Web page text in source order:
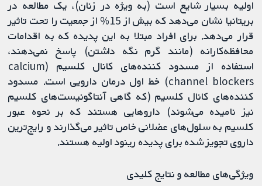
اولیه بسیار شایع است (به ویژه در زنان)، یک مطالعه در
بریتانیا نشان می‌دهد که بیش از 15% از جمعیت را تحت تاثیر
قرار می‌دهد. برای افراد مبتلا به این پدیده که به اقدامات
محافظه‌کارانه (مانند گرم نگه داشتن) پاسخ نمی‌دهند،
استفاده از مسدود کننده‌های کانال کلسیم (calcium
channel blockers) خط اول درمان دارویی است. مسدود
کننده‌های کانال کلسیم (که گاهی آنتاگونیست‌های کلسیم
نیز نامیده می‌شوند) داروهایی هستند که بر نحوه عبور
کلسیم به سلول‌های عضلانی خاص تاثیر می‌گذارند و رایج‌ترین
داروی تجویز شده برای پدیده رینود اولیه هستند.
ویژگی‌های مطالعه و نتایج کلیدی